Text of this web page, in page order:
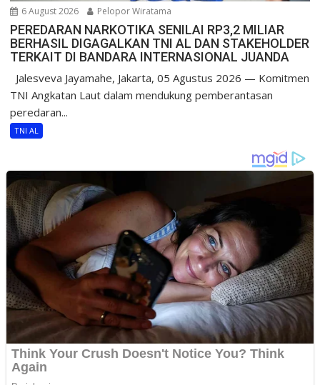
6 August 2026 Pelopor Wiratama
PEREDARAN NARKOTIKA SENILAI RP3,2 MILIAR
BERHASIL DIGAGALKAN TNI AL DAN STAKEHOLDER
TERKAIT DI BANDARA INTERNASIONAL JUANDA
Jalesveva Jayamahe, Jakarta, 05 Agustus 2026 — Komitmen
TNI Angkatan Laut dalam mendukung pemberantasan
peredaran...
TNI AL